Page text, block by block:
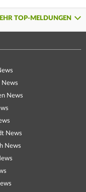
TOP-MELDUNGEN
News
News
News
News